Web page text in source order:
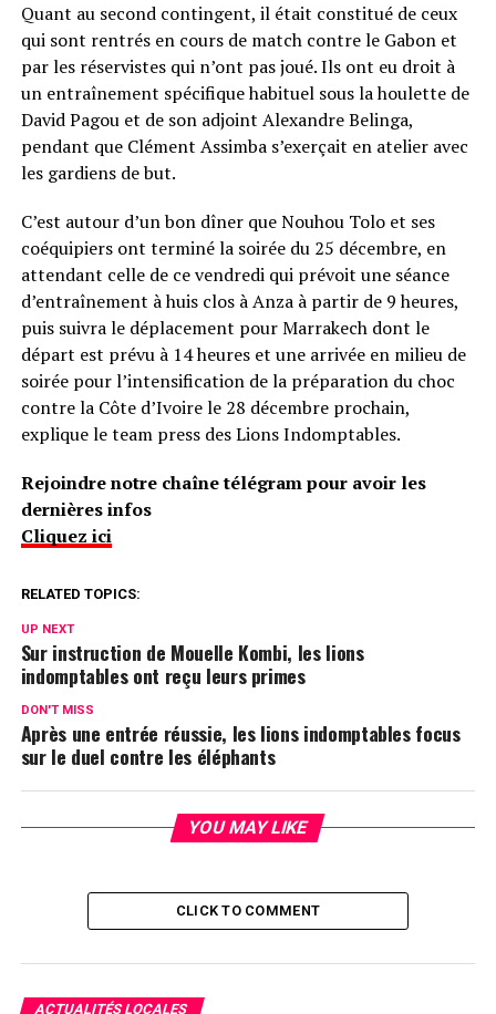
Quant au second contingent, il était constitué de ceux
qui sont rentrés en cours de match contre le Gabon et
par les réservistes qui n’ont pas joué. Ils ont eu droit à
un entraînement spécifique habituel sous la houlette de
David Pagou et de son adjoint Alexandre Belinga,
pendant que Clément Assimba s’exerçait en atelier avec
les gardiens de but.
C’est autour d’un bon dîner que Nouhou Tolo et ses
coéquipiers ont terminé la soirée du 25 décembre, en
attendant celle de ce vendredi qui prévoit une séance
d’entraînement à huis clos à Anza à partir de 9 heures,
puis suivra le déplacement pour Marrakech dont le
départ est prévu à 14 heures et une arrivée en milieu de
soirée pour l’intensification de la préparation du choc
contre la Côte d’Ivoire le 28 décembre prochain,
explique le team press des Lions Indomptables.
Rejoindre notre chaîne télégram pour avoir les
dernières infos
Cliquez ici
RELATED TOPICS:
UP NEXT
Sur instruction de Mouelle Kombi, les lions
indomptables ont reçu leurs primes
DON'T MISS
Après une entrée réussie, les lions indomptables focus
sur le duel contre les éléphants
YOU MAY LIKE
CLICK TO COMMENT
ACTUALITÉS LOCALES